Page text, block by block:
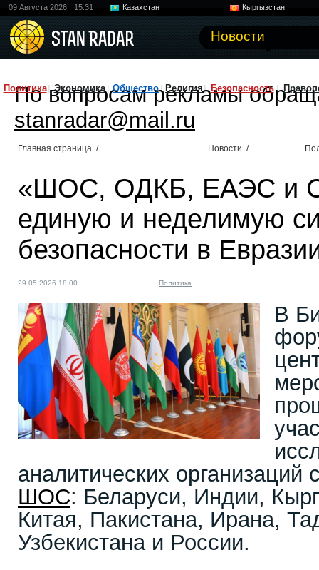
09 Августа 2026 15:31 Казахстан
Кыргызстан
Новости
Политика Экономика Общество Религия Безопасность
По вопросам рекламы
stanradar@mail.ru
Главная страница / Новости /
«ШОС, ОДКБ, ЕАЭС и
единую и неделимую
безопасности в
29.05.2026 18:00 Политика
В
аналитических
ШОС: Беларуси, Индии,
Китая, Пакистана, Ирана,
Узбекистана и России.